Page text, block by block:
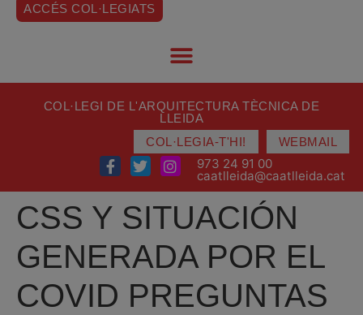
ACCÉS COL·LEGIATS
COL·LEGI DE L'ARQUITECTURA TÈCNICA DE
LLEIDA
COL·LEGIA-T'HI!
WEBMAIL
973 24 91 00
caatlleida@caatlleida.cat
CSS Y SITUACIÓN
GENERADA POR EL
COVID PREGUNTAS